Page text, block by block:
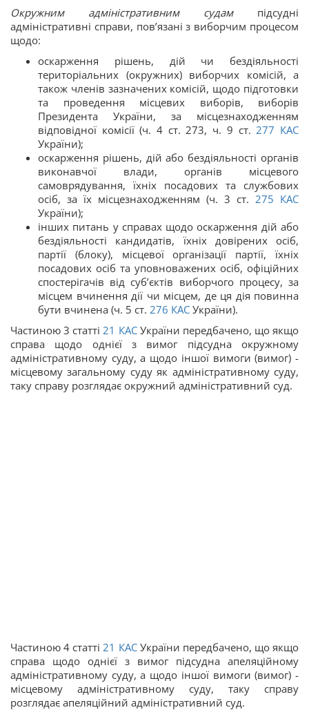
Окружним адміністративним судампідсудні
адміністративні справи, пов’язані з виборчим процесом
щодо:
оскарження рішень, дій чи бездіяльності
територіальних (окружних) виборчих комісій, а
також членів зазначених комісій, щодо підготовки
та проведення місцевих виборів, виборів
Президента України, за місцезнаходженням
відповідної комісії (ч. 4 ст. 273, ч. 9 ст. 277 КАС
України);
оскарження рішень, дій або бездіяльності органів
виконавчої влади, органів місцевого
самоврядування, їхніх посадових та службових
осіб, за їх місцезнаходженням (ч. 3 ст. 275 КАС
України);
інших питань у справах щодо оскарження дій або
бездіяльності кандидатів, їхніх довірених осіб,
партії (блоку), місцевої організації партії, їхніх
посадових осіб та уповноважених осіб, офіційних
спостерігачів від суб’єктів виборчого процесу, за
місцем вчинення дії чи місцем, де ця дія повинна
бути вчинена (ч. 5 ст. 276 КАС України).
Частиною 3 статті 21 КАСУкраїни передбачено, що якщо
справа щодо однієї з вимог підсудна окружному
адміністративному суду, а щодо іншої вимоги (вимог) -
місцевому загальному суду як адміністративному суду,
таку справу розглядає окружний адміністративний суд.
Частиною 4 статті 21 КАСУкраїни передбачено, що якщо
справа щодо однієї з вимог підсудна апеляційному
адміністративному суду, а щодо іншої вимоги (вимог) -
місцевому адміністративному суду, таку справу
розглядає апеляційний адміністративний суд.